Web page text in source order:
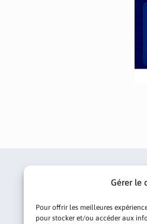
Gérer le
Pour offrir les meilleures
pour stocker et/ou accéder aux